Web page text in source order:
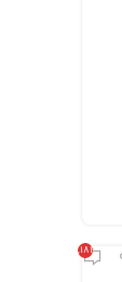
۱,۱۸۱